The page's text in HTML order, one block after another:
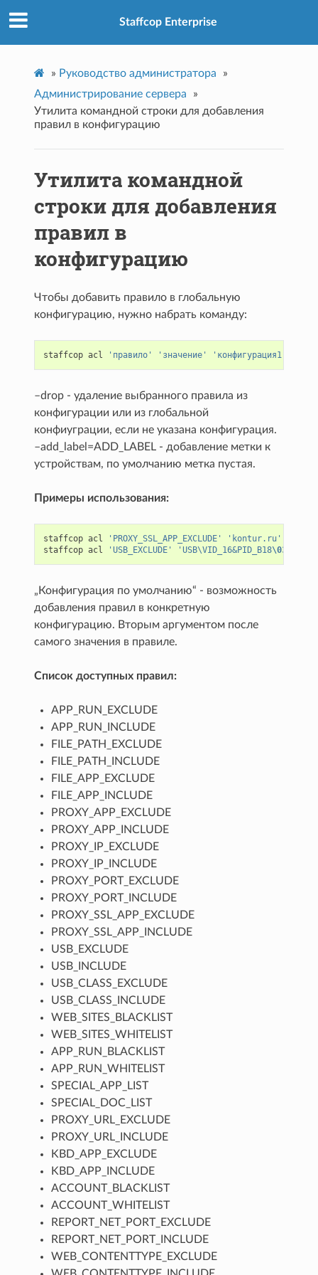
Staffcop Enterprise
» Руководство администратора
»
Администрирование сервера
»
Утилита командной строки для добавления
правил в конфигурацию
Утилита командной
строки для добавления
правил в
конфигурацию
Чтобы добавить правило в глобальную
конфигурацию, нужно набрать команду:
staffcop acl 'правило' 'значение' 'конфигурация1 |
–drop - удаление выбранного правила из
конфигурации или из глобальной
конфиуграции, если не указана конфигурация.
–add_label=ADD_LABEL - добавление метки к
устройствам, по умолчанию метка пустая.
Примеры использования:
staffcop acl 'PROXY_SSL_APP_EXCLUDE'
'kontur.ru'
staffcop acl 'USB_EXCLUDE' 'USB\VID_16&PID_B18\030
„Конфигурация по умолчанию“ - возможность
добавления правил в конкретную
конфигурацию. Вторым аргументом после
самого значения в правиле.
Список доступных правил:
APP_RUN_EXCLUDE
APP_RUN_INCLUDE
FILE_PATH_EXCLUDE
FILE_PATH_INCLUDE
FILE_APP_EXCLUDE
FILE_APP_INCLUDE
PROXY_APP_EXCLUDE
PROXY_APP_INCLUDE
PROXY_IP_EXCLUDE
PROXY_IP_INCLUDE
PROXY_PORT_EXCLUDE
PROXY_PORT_INCLUDE
PROXY_SSL_APP_EXCLUDE
PROXY_SSL_APP_INCLUDE
USB_EXCLUDE
USB_INCLUDE
USB_CLASS_EXCLUDE
USB_CLASS_INCLUDE
WEB_SITES_BLACKLIST
WEB_SITES_WHITELIST
APP_RUN_BLACKLIST
APP_RUN_WHITELIST
SPECIAL_APP_LIST
SPECIAL_DOC_LIST
PROXY_URL_EXCLUDE
PROXY_URL_INCLUDE
KBD_APP_EXCLUDE
KBD_APP_INCLUDE
ACCOUNT_BLACKLIST
ACCOUNT_WHITELIST
REPORT_NET_PORT_EXCLUDE
REPORT_NET_PORT_INCLUDE
WEB_CONTENTTYPE_EXCLUDE